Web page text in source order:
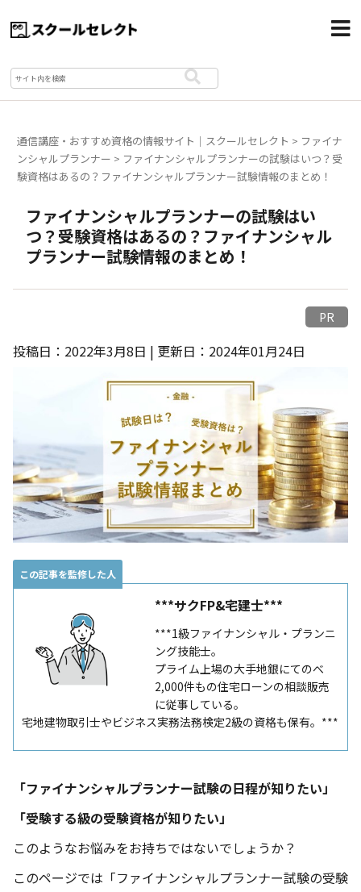
通信講座・おすすめ資格の情報サイト｜スクールセレクト > ファイナ
ンシャルプランナー > ファイナンシャルプランナーの試験はいつ？受
験資格はあるの？ファイナンシャルプランナー試験情報のまとめ！
ファイナンシャルプランナーの試験はい
つ？受験資格はあるの？ファイナンシャル
プランナー試験情報のまとめ！
PR
投稿日：2022年3月8日 | 更新日：2024年01月24日
この記事を監修した人
***サクFP&宅建士***
***1級ファイナンシャル・プランニ
ング技能士。
プライム上場の大手地銀にてのべ
2,000件もの住宅ローンの相談販売
に従事している。
宅地建物取引士やビジネス実務法務検定2級の資格も保有。***
「ファイナンシャルプランナー試験の日程が知りたい」
「受験する級の受験資格が知りたい」
このようなお悩みをお持ちではないでしょうか？
このページでは「ファイナンシャルプランナー試験の受験